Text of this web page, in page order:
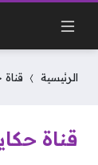
الرئيسية
قناة